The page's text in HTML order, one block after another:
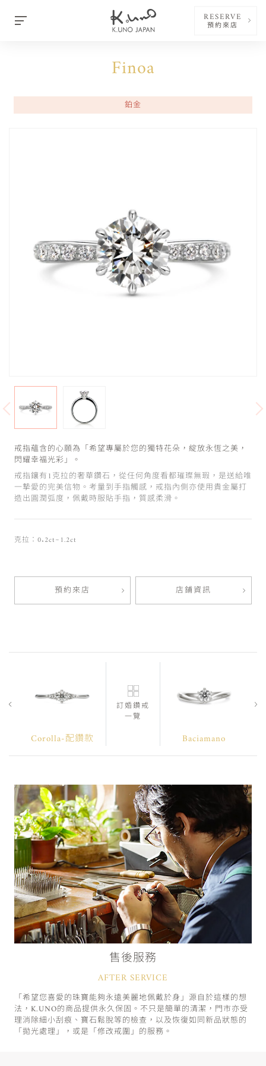
RESERVE
預約來店
Finoa
鉑金
戒指蘊含的心願為「希望專屬於您的獨特花朵，綻放永恆之美，
閃耀幸福光彩」。
戒指鑲有1克拉的奢華鑽石，從任何角度看都璀璨無瑕，是送給唯
一摯愛的完美信物。考量到手指觸感，戒指內側亦使用貴金屬打
造出圓潤弧度，佩戴時服貼手指，質感柔滑。
克拉：0.2ct~1.2ct
預約來店 店鋪資訊
Corolla-配鑽款
訂婚鑽戒
一覽
Baciamano
售後服務
AFTER SERVICE
「希望您喜愛的珠寶能夠永遠美麗地佩戴於身」源自於這樣的想
法，K.UNO的商品提供永久保固。不只是簡單的清潔，門市亦受
理消除細小刮痕、寶石鬆脫等的檢查，以及恢復如同新品狀態的
「拋光處理」，或是「修改戒圍」的服務。